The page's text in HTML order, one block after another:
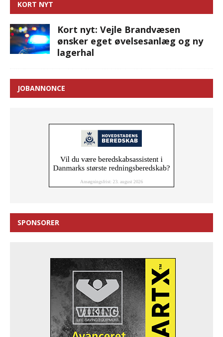
KORT NYT
Kort nyt: Vejle Brandvæsen
ønsker eget øvelsesanlæg og ny
lagerhal
JOBANNONCE
SPONSORER